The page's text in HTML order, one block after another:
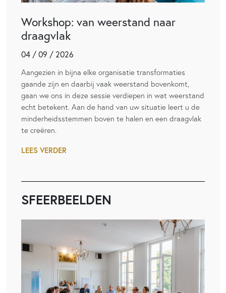
Workshop: van weerstand naar
draagvlak
04 / 09 / 2026
Aangezien in bijna elke organisatie transformaties
gaande zijn en daarbij vaak weerstand bovenkomt,
gaan we ons in deze sessie verdiepen in wat weerstand
echt betekent. Aan de hand van uw situatie leert u de
minderheidsstemmen boven te halen en een draagvlak
te creëren.
LEES VERDER
SFEERBEELDEN